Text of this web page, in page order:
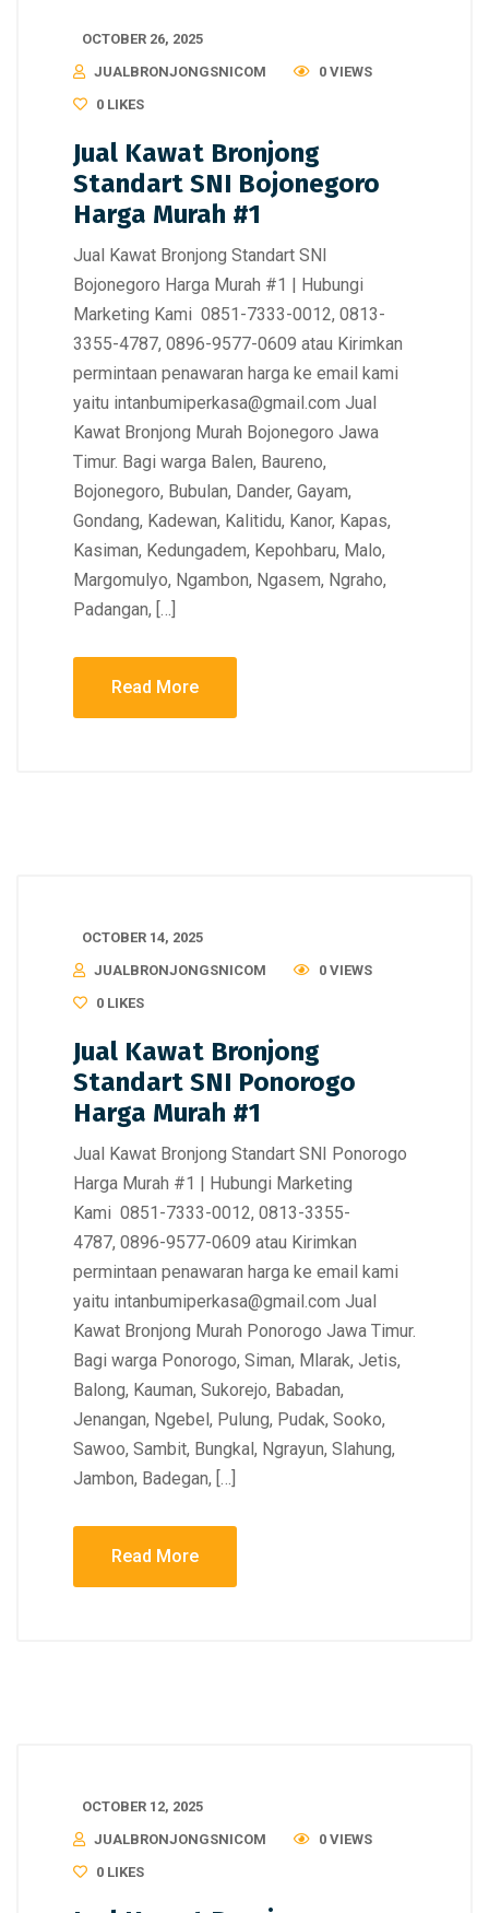
OCTOBER 26, 2025
JUALBRONJONGSNICOM
0 VIEWS
0 LIKES
Jual Kawat Bronjong
Standart SNI Bojonegoro
Harga Murah #1
Jual Kawat Bronjong Standart SNI
Bojonegoro Harga Murah #1 | Hubungi
Marketing Kami 0851-7333-0012, 0813-
3355-4787, 0896-9577-0609 atau Kirimkan
permintaan penawaran harga ke email kami
yaitu intanbumiperkasa@gmail.com Jual
Kawat Bronjong Murah Bojonegoro Jawa
Timur. Bagi warga Balen, Baureno,
Bojonegoro, Bubulan, Dander, Gayam,
Gondang, Kadewan, Kalitidu, Kanor, Kapas,
Kasiman, Kedungadem, Kepohbaru, Malo,
Margomulyo, Ngambon, Ngasem, Ngraho,
Padangan, […]
Read More
OCTOBER 14, 2025
JUALBRONJONGSNICOM
0 VIEWS
0 LIKES
Jual Kawat Bronjong
Standart SNI Ponorogo
Harga Murah #1
Jual Kawat Bronjong Standart SNI Ponorogo
Harga Murah #1 | Hubungi Marketing
Kami 0851-7333-0012, 0813-3355-
4787, 0896-9577-0609 atau Kirimkan
permintaan penawaran harga ke email kami
yaitu intanbumiperkasa@gmail.com Jual
Kawat Bronjong Murah Ponorogo Jawa Timur.
Bagi warga Ponorogo, Siman, Mlarak, Jetis,
Balong, Kauman, Sukorejo, Babadan,
Jenangan, Ngebel, Pulung, Pudak, Sooko,
Sawoo, Sambit, Bungkal, Ngrayun, Slahung,
Jambon, Badegan, […]
Read More
OCTOBER 12, 2025
JUALBRONJONGSNICOM
0 VIEWS
0 LIKES